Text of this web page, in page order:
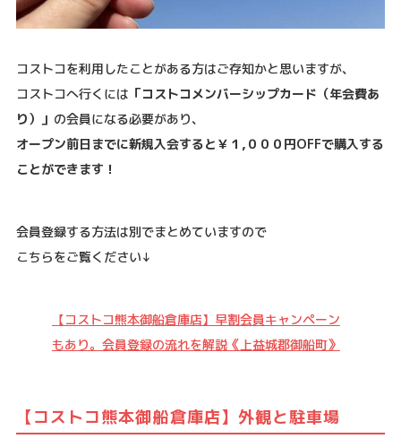
コストコを利用したことがある方はご存知かと思いますが、
コストコへ行くには 「コストコメンバーシップカード（年会費あ
り）」 の会員になる必要があり、
オープン前日までに新規入会すると￥１,０００円OFFで購入する
ことができます！
会員登録する方法は別でまとめていますので
こちらをご覧ください↓
【コストコ熊本御船倉庫店】早割会員キャンペーン
もあり。会員登録の流れを解説《上益城郡御船町》
【コストコ熊本御船倉庫店】外観と駐車場